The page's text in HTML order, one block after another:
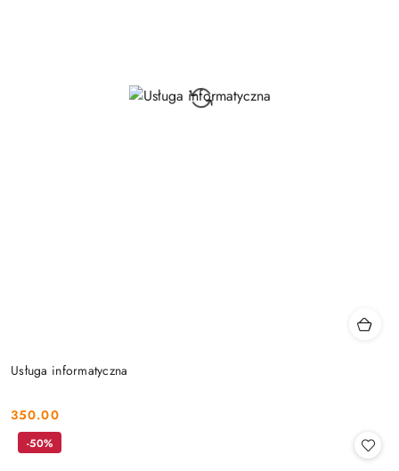
Usługa informatyczna
Cena:
350.00
-50%